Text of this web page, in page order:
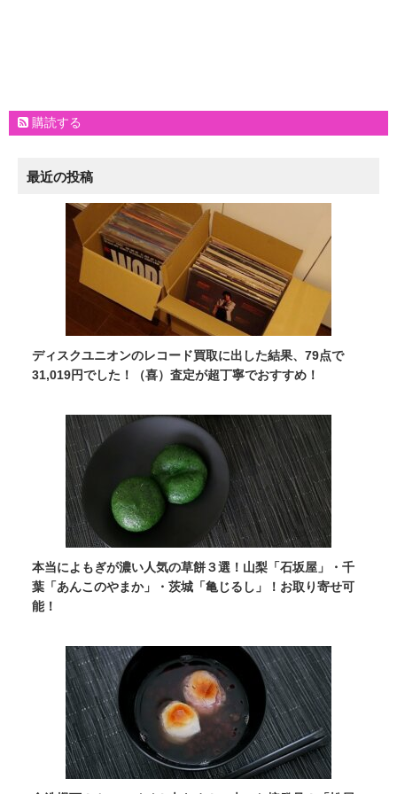
購読する
最近の投稿
ディスクユニオンのレコード買取に出した結果、79点で
31,019円でした！（喜）査定が超丁寧でおすすめ！
本当によもぎが濃い人気の草餅３選！山梨「石坂屋」・千
葉「あんこのやまか」・茨城「亀じるし」！お取り寄せ可
能！